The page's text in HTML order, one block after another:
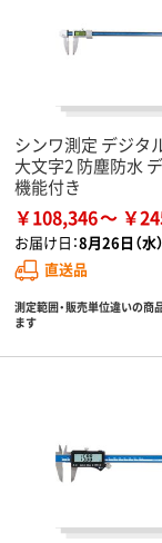
シンワ測定 デジタ
大文字2 防塵防水
機能付き
￥108,346 ￥
お届け日：8月26日（水）
直送品
測定範囲・販売単位違いの商
ます